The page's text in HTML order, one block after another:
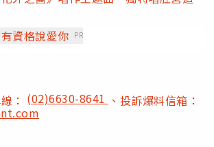
資格說愛你 PR
： (02)6630-8641 、投訴爆料信箱：